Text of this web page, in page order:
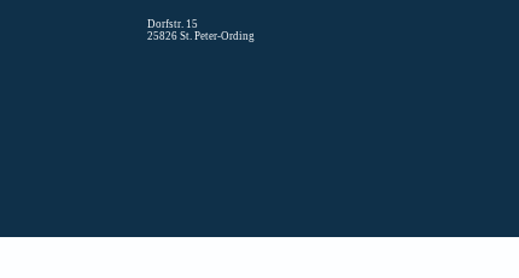
Dorfstr. 15
25826 St. Peter-Ording